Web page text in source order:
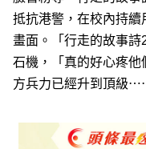
抵抗港警，在校內持
畫面。「行走的故事
石機，「真的好心疼
方兵力已經升到頂級